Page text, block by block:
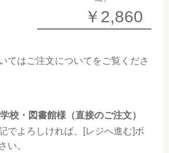
￥2,860
てはご注文について をご覧くださ
校・図書館様（直接のご注文）
でよろしければ、[レジへ進む]ボ
い。